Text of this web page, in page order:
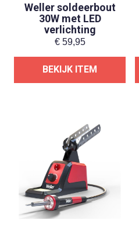
Weller soldeerbout
30W met LED
verlichting
€59,95
BEKIJK ITEM